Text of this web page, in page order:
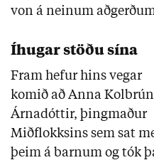
von á neinum
Íhugar stöðu sína
Fram hefur hins vegar
komið að Anna Kolbrún
Árnadóttir, þingmaður
Miðflokksins sem sat
þeim á barnum og tók